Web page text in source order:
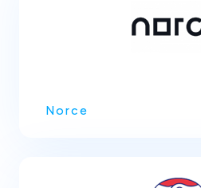
Norce